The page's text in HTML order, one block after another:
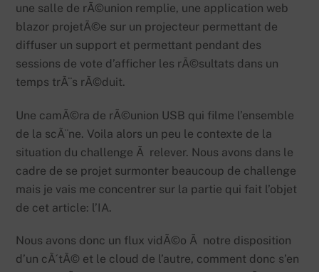
une salle de rÃ©union remplie, une application web
blazor projetÃ©e sur un projecteur permettant de
diffuser un support et permettant pendant des
sessions de vote d’afficher les rÃ©sultats dans un
temps trÃ¨s rÃ©duit.
Une camÃ©ra de rÃ©union USB qui filme l’ensemble
de la scÃ¨ne. Voila alors un peu le contexte de la
situation du challenge Ã relever. Nous avons dans le
cadre de se projet surmonter beaucoup de challenge
mais je vais me concentrer sur la partie qui fait l’objet
de cet article: l’IA.
Nous avons donc un flux vidÃ©o Ã notre disposition
d’un cÃ´tÃ© et le cloud de l’autre, comment donc s’en